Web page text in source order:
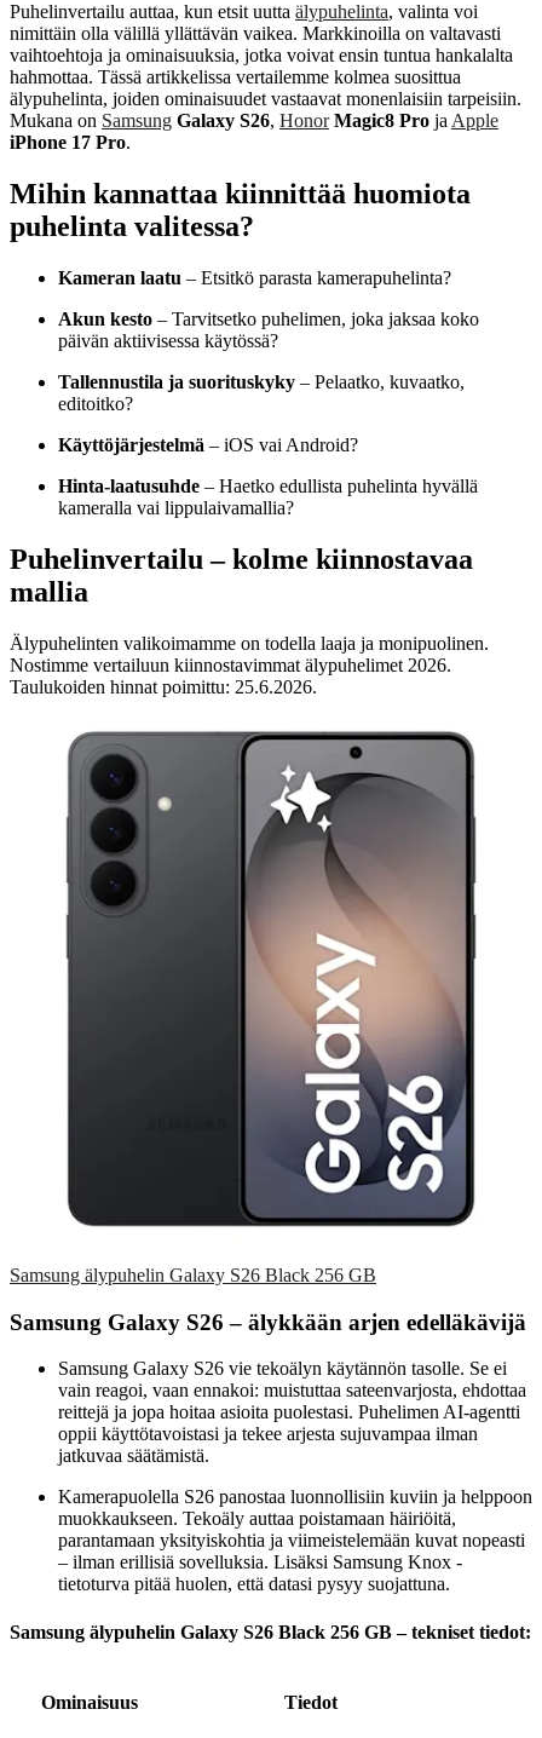
Puhelinvertailu auttaa, kun etsit uutta älypuhelinta, valinta voi
nimittäin olla välillä yllättävän vaikea. Markkinoilla on valtavasti
vaihtoehtoja ja ominaisuuksia, jotka voivat ensin tuntua hankalalta
hahmottaa. Tässä artikkelissa vertailemme kolmea suosittua
älypuhelinta, joiden ominaisuudet vastaavat monenlaisiin tarpeisiin.
Mukana on Samsung Galaxy S26, HonorMagic8 Pro ja Apple
iPhone 17 Pro.
Mihin kannattaa kiinnittää huomiota
puhelinta valitessa?
Kameran laatu – Etsitkö parasta kamerapuhelinta?
Akun kesto – Tarvitsetko puhelimen, joka jaksaa koko
päivän aktiivisessa käytössä?
Tallennustila ja suorituskyky – Pelaatko, kuvaatko,
editoitko?
Käyttöjärjestelmä – iOS vai Android?
Hinta-laatusuhde – Haetko edullista puhelinta hyvällä
kameralla vai lippulaivamallia?
Puhelinvertailu – kolme kiinnostavaa
mallia
Älypuhelinten valikoimamme on todella laaja ja monipuolinen.
Nostimme vertailuun kiinnostavimmat älypuhelimet 2026.
Taulukoiden hinnat poimittu: 25.6.2026.
Samsung älypuhelin Galaxy S26 Black 256 GB
Samsung Galaxy S26 – älykkään arjen edelläkävijä
Samsung Galaxy S26 vie tekoälyn käytännön tasolle. Se ei
vain reagoi, vaan ennakoi: muistuttaa sateenvarjosta, ehdottaa
reittejä ja jopa hoitaa asioita puolestasi. Puhelimen AI-agentti
oppii käyttötavoistasi ja tekee arjesta sujuvampaa ilman
jatkuvaa säätämistä.
Kamerapuolella S26 panostaa luonnollisiin kuviin ja helppoon
muokkaukseen. Tekoäly auttaa poistamaan häiriöitä,
parantamaan yksityiskohtia ja viimeistelemään kuvat nopeasti
– ilman erillisiä sovelluksia. Lisäksi Samsung Knox -
tietoturva pitää huolen, että datasi pysyy suojattuna.
Samsung älypuhelin Galaxy S26 Black 256 GB – tekniset tiedot:
Ominaisuus Tiedot